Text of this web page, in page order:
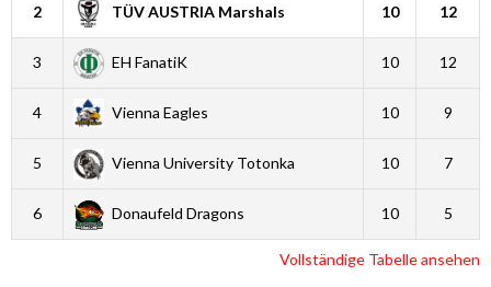
2 TÜV AUSTRIA Marshals 10 12
3 EH FanatiK 10 12
4 Vienna Eagles 10 9
5 Vienna University Totonka 10 7
6 Donaufeld Dragons 10 5
Vollständige Tabelle ansehen